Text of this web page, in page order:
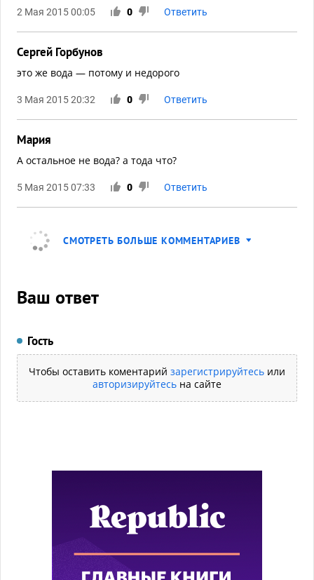
2 Мая 2015 00:05 0 Ответить
Сергей Горбунов
это же вода — потому и недорого
3 Мая 2015 20:32 0 Ответить
Мария
А остальное не вода? а тода что?
5 Мая 2015 07:33 0 Ответить
СМОТРЕТЬ БОЛЬШЕ КОММЕНТАРИЕВ
Ваш ответ
Гость
Чтобы оставить коментарий зарегистрируйтесь или
авторизируйтесь на сайте